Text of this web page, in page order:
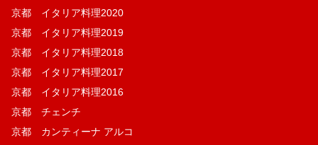
京都 イタリア料理2020
京都 イタリア料理2019
京都 イタリア料理2018
京都 イタリア料理2017
京都 イタリア料理2016
京都 チェンチ
京都 カンティーナ アルコ